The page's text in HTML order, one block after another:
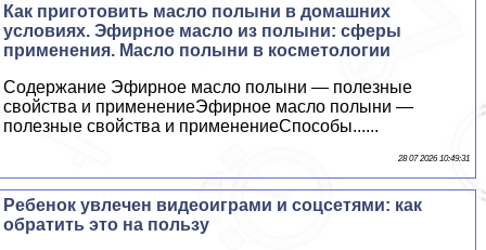
Как приготовить масло полыни в домашних
условиях. Эфирное масло из полыни: сферы
применения. Масло полыни в косметологии
Содержание Эфирное масло полыни — полезные
свойства и применениеЭфирное масло полыни —
полезные свойства и применениеСпособы......
28 07 2026 10:49:31
Ребенок увлечен видеоиграми и соцсетями: как
обратить это на пользу